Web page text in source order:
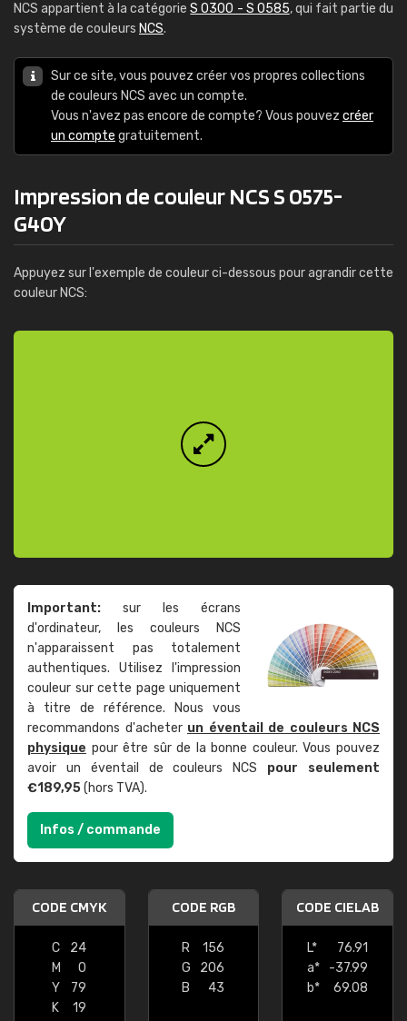
NCS appartient à la catégorieS 0300 - S 0585, qui fait partie du
système de couleurs NCS.
Sur ce site, vous pouvez créer vos propres collections
de couleurs NCS avec un compte.
Vous n'avez pas encore de compte? Vous pouvez créer
un compte gratuitement.
Impression de couleur NCS S 0575-
G40Y
Appuyez sur l'exemple de couleur ci-dessous pour agrandir cette
couleur NCS:
Important: sur les écrans
d'ordinateur, les couleurs NCS
n'apparaissent pas totalement
authentiques. Utilisez l'impression
couleur sur cette page uniquement
à titre de référence. Nous vous
recommandons d'acheter un éventail de couleurs NCS
physique pour être sûr de la bonne couleur. Vous pouvez
avoir un éventail de couleurs NCS pour seulement
€189,95(hors TVA).
Infos / commande
CODE CMYK
C
24
M
0
Y
79
K
19
CODE RGB
R
156
G
206
B
43
CODE CIELAB
L*
76.91
a*
-37.99
b*
69.08